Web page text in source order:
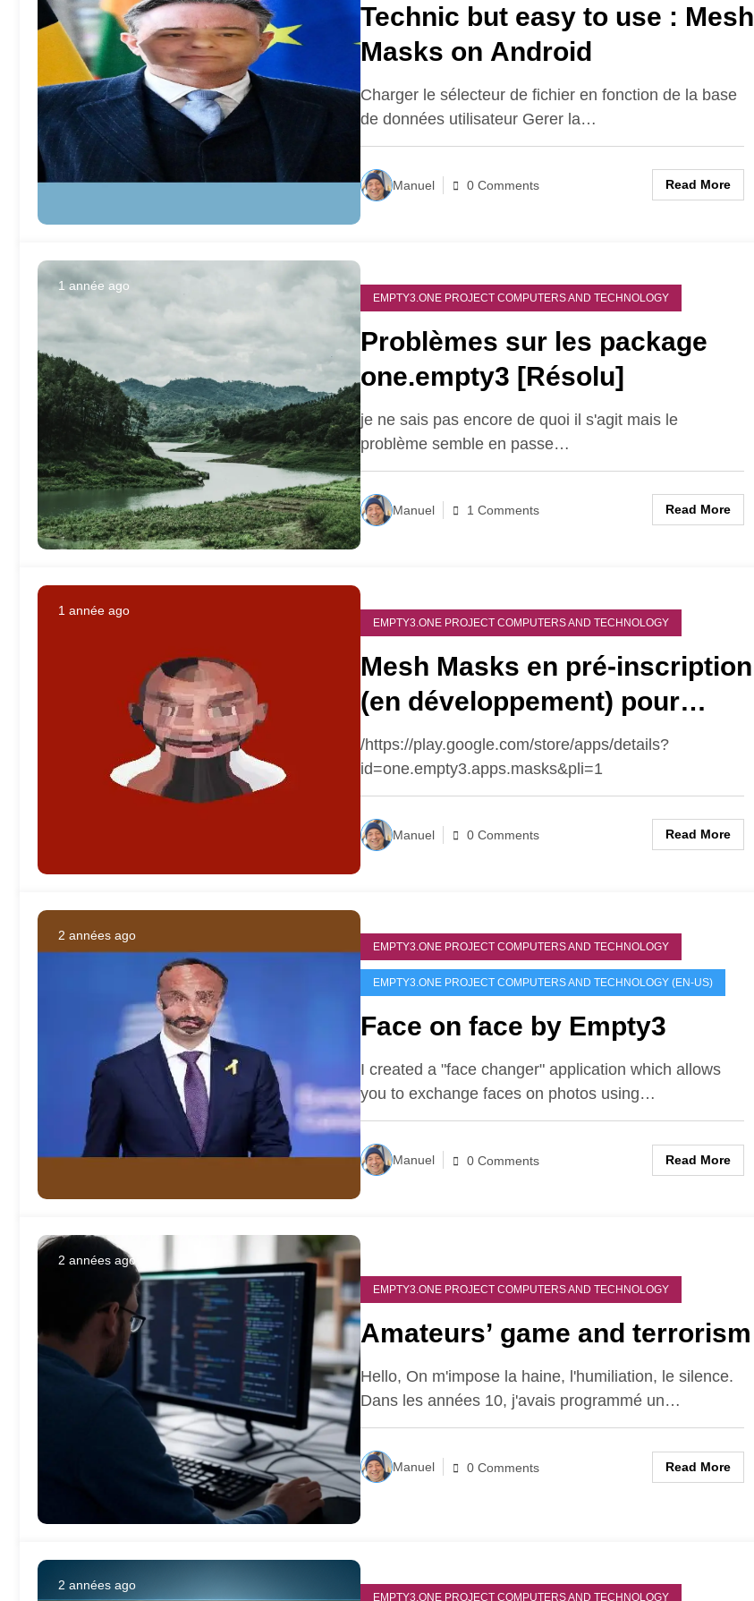
Technic but easy to use : Mesh
Masks on Android
Charger le sélecteur de fichier en fonction de la base
de données utilisateur Gerer la…
Manuel 0 Comments Read More
1 année ago
EMPTY3.ONE PROJECT COMPUTERS AND TECHNOLOGY
Problèmes sur les package
one.empty3 [Résolu]
je ne sais pas encore de quoi il s'agit mais le
problème semble en passe…
Manuel 1 Comments Read More
1 année ago
EMPTY3.ONE PROJECT COMPUTERS AND TECHNOLOGY
Mesh Masks en pré-inscription
(en développement) pour
Android
/https://play.google.com/store/apps/details?
id=one.empty3.apps.masks&pli=1
Manuel 0 Comments Read More
2 années ago
EMPTY3.ONE PROJECT COMPUTERS AND TECHNOLOGY
EMPTY3.ONE PROJECT COMPUTERS AND TECHNOLOGY (EN-US)
Face on face by Empty3
I created a "face changer" application which allows
you to exchange faces on photos using…
Manuel 0 Comments Read More
2 années ago
EMPTY3.ONE PROJECT COMPUTERS AND TECHNOLOGY
Amateurs’ game and terrorism
Hello, On m'impose la haine, l'humiliation, le silence.
Dans les années 10, j'avais programmé un…
Manuel 0 Comments Read More
2 années ago
EMPTY3.ONE PROJECT COMPUTERS AND TECHNOLOGY